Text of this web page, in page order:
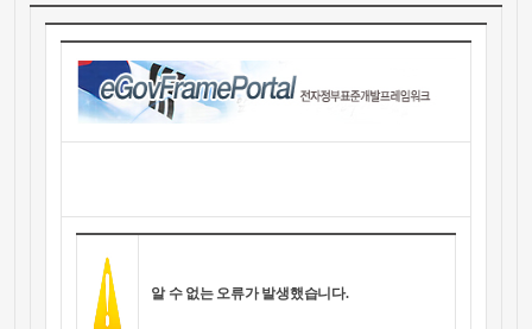
알 수 없는 오류가 발생했습니다.
기